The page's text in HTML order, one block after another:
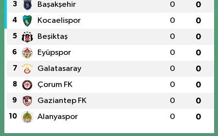
3 Başakşehir 0 0
4 Kocaelispor 0 0
5 Beşiktaş 0 0
6 Eyüpspor 0 0
7 Galatasaray 0 0
8 Çorum FK 0 0
9 Gaziantep FK 0 0
10 Alanyaspor 0 0